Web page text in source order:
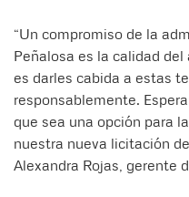
“Un compromiso de la
Peñalosa es la calidad
es darles cabida a estas
responsablemente.
que sea una opción para
nuestra nueva licitación
Alexandra Rojas, gerente